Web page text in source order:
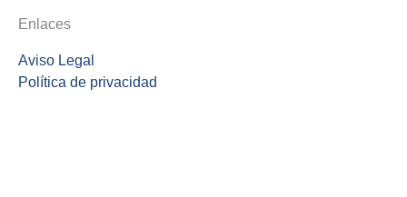
Enlaces
Aviso Legal
Política de privacidad